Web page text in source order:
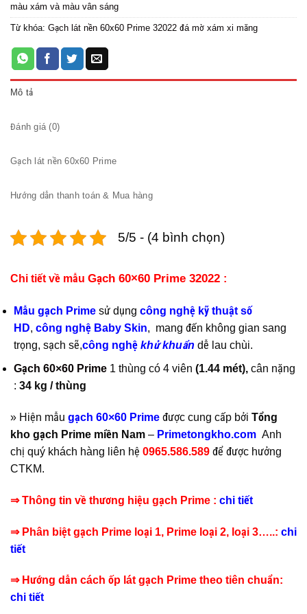
màu xám và màu vân sáng
Từ khóa: Gạch lát nền 60x60 Prime 32022 đá mờ xám xi măng
Mô tả
Đánh giá (0)
Gạch lát nền 60x60 Prime
Hướng dẫn thanh toán & Mua hàng
5/5 - (4 bình chọn)
Chi tiết về mẫu Gạch 60×60 Prime 32022 :
Mẫu gạch Prime sử dụng công nghệ kỹ thuật số
HD, công nghệ Baby Skin, mang đến không gian sang
trọng, sạch sẽ,công nghệ khử khuẩn dễ lau chùi.
Gạch 60×60 Prime 1 thùng có 4 viên (1.44 mét), cân nặng
: 34 kg / thùng
» Hiện mẫu gạch 60×60 Prime được cung cấp bởi Tổng
kho gạch Prime miền Nam – Primetongkho.com Anh
chị quý khách hàng liên hệ 0965.586.589 để được hưởng
CTKM.
⇒ Thông tin về thương hiệu gạch Prime : chi tiết
⇒ Phân biệt gạch Prime loại 1, Prime loại 2, loại 3…..: chi
tiết
⇒ Hướng dẫn cách ốp lát gạch Prime theo tiên chuẩn:
chi tiết